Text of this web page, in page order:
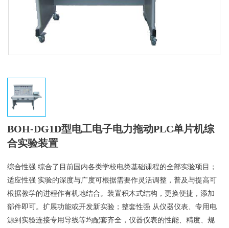
BOH-DG1D型电工电子电力拖动PLC单片机综
合实验装置
综合性强 综合了目前国内各类学校电类基础课程的全部实验项目；
适应性强 实验的深度与广度可根据需要作灵活调整，普及与提高可
根据教学的进程作有机地结合。装置积木式结构，更换便捷，添加
部件即可。扩展功能或开发新实验；整套性强 从仪器仪表、专用电
源到实验连接专用导线等均配套齐全，仪器仪表的性能、精度、规